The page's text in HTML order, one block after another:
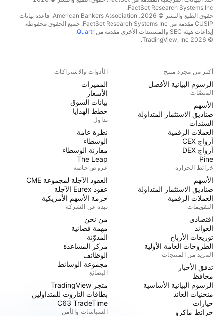
FactSet Research Systems Inc.
حقوق الطبع والنشر © 2026، American Bankers Association. قاعدة بيانات
CUSIP مقدمة من FactSet Research Systems Inc. جميع الحقوق محفوظة.
إيداعات هيئة SEC والمستندات الأخرى مقدمة من
Quartr
.
© 2026 TradingView, Inc.
أكثر من مجرد منتج
الرسوم البيانية الأفضل
المنصّات
الأسهم
صناديق الاستثمار المتداولة
السندات
العملات الرقمية
أزواج CEX
أزواج DEX
Pine
خرائط الحرارة
الأسهم
صناديق الاستثمار المتداولة
العملات الرقمية
التقويمات
اقتصادي
العوائد
توزيعات الأرباح
الطروحات العامة الأولية
المزيد من المنتجات
تدفق الأخبار
محافظ
الرسوم البيانية الأساسية
منحنيات العائد
خيارات
خرائط ماكرو
الأدوات والاشتراكات
المميزات
الأسعار
بيانات السوق
خطط الهدايا
تداول
نظرة عامة
الوسطاء
مقارنة الوسطاء
The Leap
عروض خاصة
العقود الآجلة لمجموعة CME
عقود Eurex الآجلة
حزمة الأسهم الأمريكية
نبذة عن الشركة
من نحن
مهمة فضائية
المدوّنة
مركز المساعدة
الوظائف
مجموعة الوسائط
البضائع
متجر TradingView
بطاقات التاروت للمتداولين
C63 TradeTime
السياسات والأمن